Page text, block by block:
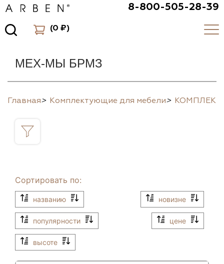
8-800-505-28-39
(0 ₽)
МЕХ-МЫ БРМЗ
Главная> Комплектующие для мебели>
Сортировать по:
названию новизне
популярности цене
высоте